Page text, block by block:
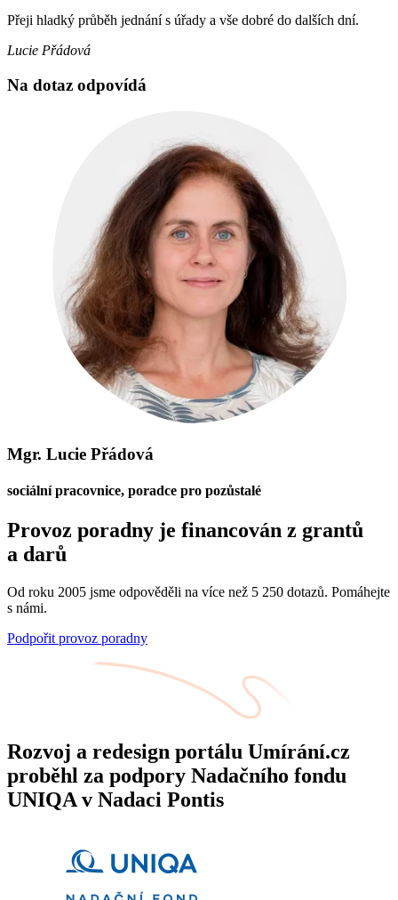
Přeji hladký průběh jednání s úřady a vše dobré do dalších dní.
Lucie Přádová
Na dotaz odpovídá
Mgr. Lucie Přádová
sociální pracovnice, poradce pro pozůstalé
Provoz poradny je financován z grantů
a darů
Od roku 2005 jsme odpověděli na více než 5 250 dotazů. Pomáhejte
s námi.
Podpořit provoz poradny
Rozvoj a redesign portálu Umírání.cz
proběhl za podpory Nadačního fondu
UNIQA v Nadaci Pontis